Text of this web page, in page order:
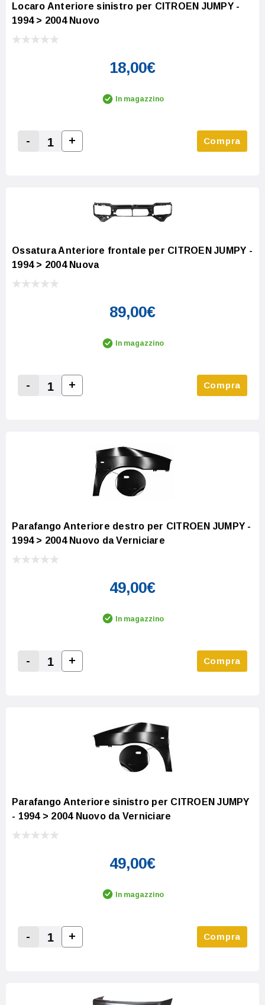
Locaro Anteriore sinistro per CITROEN JUMPY -
1994 > 2004 Nuovo
18,00€
In magazzino
-
Increase Quantity:
+ Compra
Ossatura Anteriore frontale per CITROEN JUMPY -
1994 > 2004 Nuova
89,00€
In magazzino
Decrease Quantity:
-
Increase Quantity:
+ Compra
Parafango Anteriore destro per CITROEN JUMPY -
1994 > 2004 Nuovo da Verniciare
49,00€
In magazzino
Decrease Quantity:
-
Increase Quantity:
+ Compra
Parafango Anteriore sinistro per CITROEN JUMPY
- 1994 > 2004 Nuovo da Verniciare
49,00€
In magazzino
Decrease Quantity:
-
Increase Quantity:
+ Compra